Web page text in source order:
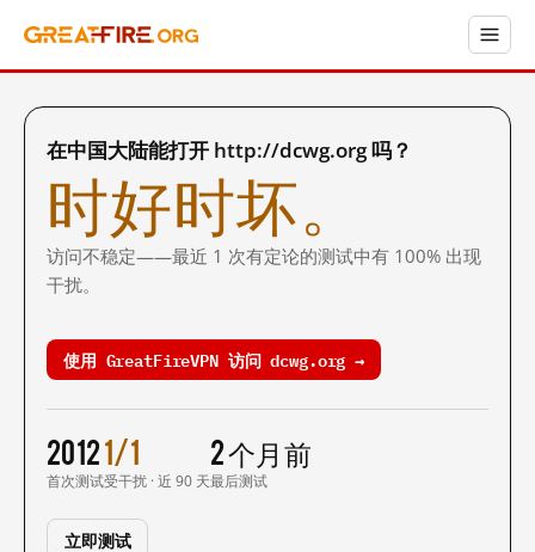
在中国大陆能打开 http://dcwg.org 吗？
时好时坏。
访问不稳定——最近 1 次有定论的测试中有 100% 出现
干扰。
使用 GreatFireVPN 访问 dcwg.org →
2012
首次测试
1/1
受干扰 · 近 90 天
2 个月前
最后测试
立即测试